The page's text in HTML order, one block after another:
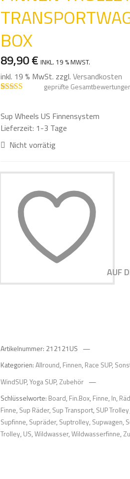
BOX
89,90€ INKL. 19 % MWST.
inkl. 19 % MwSt. zzgl. Versandkosten
basierend auf
Kundenbewe
rtung
geprüfte
Sup Wheels US Finnensystem
Lieferzeit: 1-3 Tage
Nicht vorrätig
AUF
Artikelnummer: 212121US
Kategorien:Allround, Finnen, Race SUP,
WindSUP,Yoga SUP, Zubehör
Schlüsselworte: Board, Fin.Box, Finne, In,
Finne, Sup Räder, Sup Transport, SUP
Supfinne, Supräder, Suptrolley, Supwagen,
Trolley, US,Wildwasser,Wildwasserfinne,